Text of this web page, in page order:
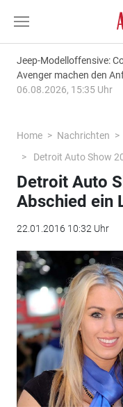
Jeep-Modelloffensive:
Avenger machen den
06.08.2026, 15:35 Uhr
Home Nachrichten
Detroit Auto Show
Detroit Auto
Abschied ein
22.01.2016 10:32 Uhr